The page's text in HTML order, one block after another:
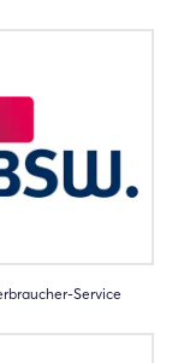
Service